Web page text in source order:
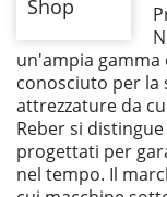
un'ampia gamma
conosciuto per la
attrezzature da
Reber si
progettati per
nel tempo. Il